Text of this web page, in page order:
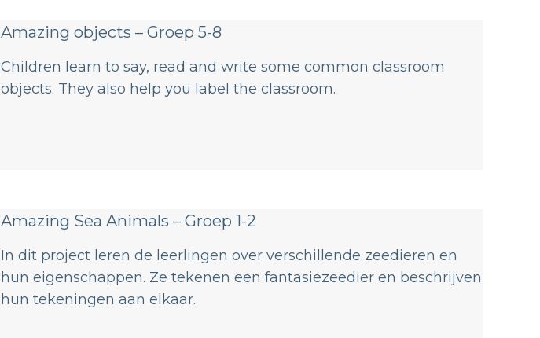
Amazing objects – Groep 5-8
Children learn to say, read and write some common classroom
objects. They also help you label the classroom.
Amazing Sea Animals – Groep 1-2
In dit project leren de leerlingen over verschillende zeedieren en
hun eigenschappen. Ze tekenen een fantasiezeedier en beschrijven
hun tekeningen aan elkaar.